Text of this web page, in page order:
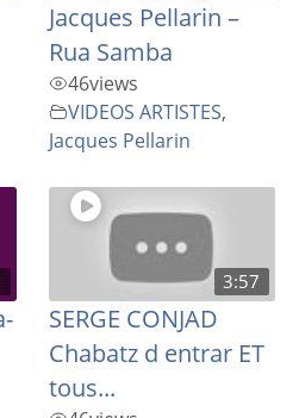
Jacques Pellarin –
Rua Samba
46views
VIDEOS ARTISTES,
Jacques Pellarin
3:57
SERGE CONJAD
Chabatz d entrar ET
tous...